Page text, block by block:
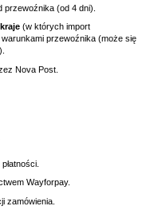
(od 4 dni).
(w których import
przewoźnika (może się
Nova Post.
Wayforpay.
zamówienia.